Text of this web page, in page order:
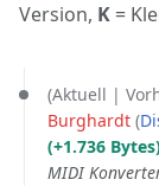
Version, K =
Dezember
2012
Aktuell
Burghardt
+1.736 Bytes
MIDI